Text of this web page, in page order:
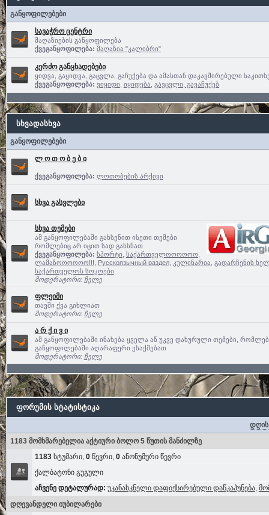
განყოფილებები
სავაჭრო ცენტრი
მაღაზიების განყოფილება
ქვეგანყოფილება: მაღაზია "კალიბრი"
კერძო განცხადებები
ყიდვა, გაყიდვა, გაცვლა, გაჩუქება და ამასთან დაკავშირებული
ქვეგანყოფილება: ვიყიდი იყიდება გავცვლი, გავაჩუქებ
სხვადასხვა
განყოფილებები
ლ ო თ ო ბ ე ბ ი
ქვეგანყოფილება: ლოთობების არქივი
სხვა გასვლები
სხვა თემები
ამ განყოფილებაში გახსენით ისეთი თემები
რომლებიც არ იცით სად გახსნათ
ქვეგანყოფილება: სპორტი საქართველოოოოოო,
ლამაზოოოოოო!!!
Русскоязычный раздел, კულინარია გადარჩენის
საქართველოს სოკოები
მოდერატორი: ჩელე
ფლეიმი
თავში ქვა გიხლიათ
მოდერატორი: ჩელე
ა რ ქ ი ვ ი
ამ განყოფილებაში ინახება ყველა აწ უკვე დახურული თემები,
განყოფილებაში აღარაფერი ესაქმებათ
მოდერატორი: ჩელე
ფორუმის სტატისტიკა
დღის
1183 მომხმარებელია აქტიური ბოლო 5 წუთის მანძილზე
1183სტუმარი, 0წევრი, 0ანონუმური წევრი
ქალბატონი გუგული
აჩვენე დეტალურად: უკანასკნელი დაფიქსირებული დაწკაპუნება,
დღევანდელი იუბილარები